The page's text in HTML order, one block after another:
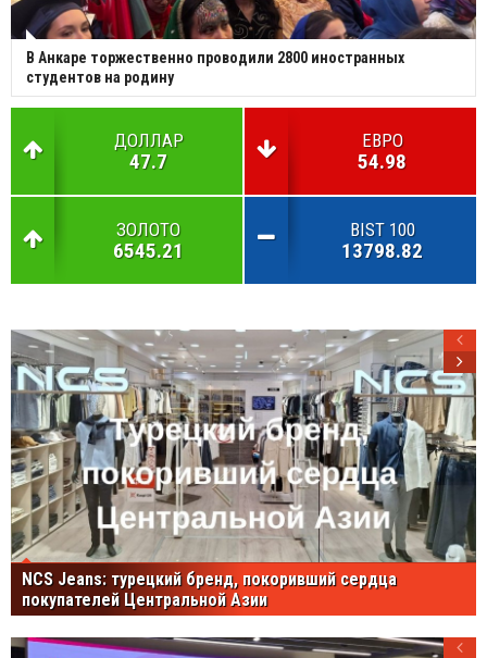
В Анкаре торжественно проводили 2800 иностранных
студентов на родину
ДОЛЛАР
47.7
ЕВРО
54.98
ЗОЛОТО
6545.21
BIST 100
13798.82
NCS Jeans: турецкий бренд, покоривший сердца
покупателей Центральной Азии